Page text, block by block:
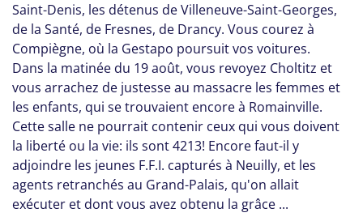
Saint-Denis, les détenus de Villeneuve-Saint-Georges,
de la Santé, de Fresnes, de Drancy. Vous courez à
Compiègne, où la Gestapo poursuit vos voitures.
Dans la matinée du 19 août, vous revoyez Choltitz et
vous arrachez de justesse au massacre les femmes et
les enfants, qui se trouvaient encore à Romainville.
Cette salle ne pourrait contenir ceux qui vous doivent
la liberté ou la vie: ils sont 4213! Encore faut-il y
adjoindre les jeunes F.F.I. capturés à Neuilly, et les
agents retranchés au Grand-Palais, qu'on allait
exécuter et dont vous avez obtenu la grâce ...